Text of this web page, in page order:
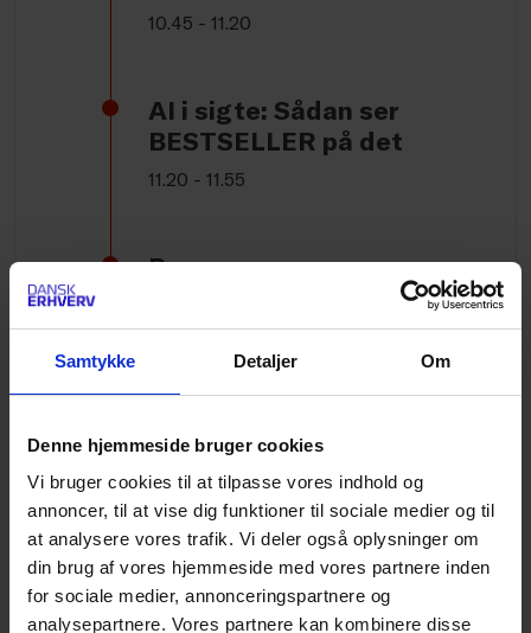
Samtykke Detaljer Om
Denne hjemmeside bruger cookies
Vi bruger cookies til at tilpasse vores indhold og
annoncer, til at vise dig funktioner til sociale medier og til
at analysere vores trafik. Vi deler også oplysninger om
din brug af vores hjemmeside med vores partnere inden
for sociale medier, annonceringspartnere og
analysepartnere. Vores partnere kan kombinere disse
10.45 - 11.20
AI i sigte: Sådan ser
BESTSELLER på det
11.20 - 11.55
Pause
Paneldebat: Ærlige
12.05 - 12.30
Frokost
og faciliteret netværk
12.30 - 13.00